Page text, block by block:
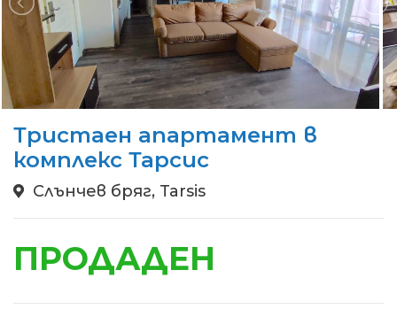
Тристаен апартамент в
комплекс Тарсис
Слънчев бряг, Tarsis
ПРОДАДЕН